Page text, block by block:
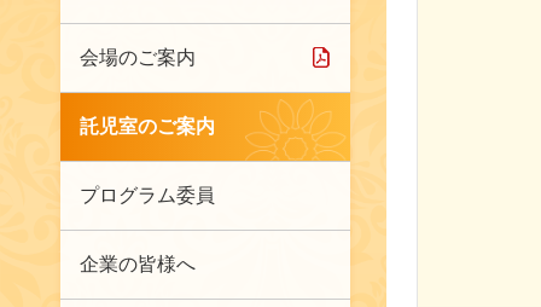
会場のご案内
託児室のご案内
プログラム委員
企業の皆様へ